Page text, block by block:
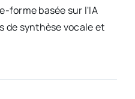
forme basée sur l'IA
de synthèse vocale et